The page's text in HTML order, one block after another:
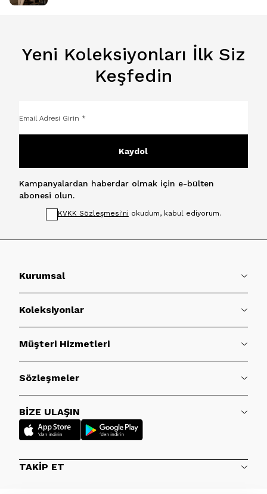
Yeni Koleksiyonları İlk Siz
Keşfedin
Kaydol
Kampanyalardan haberdar olmak için e-bülten
abonesi olun.
KVKK Sözleşmesi'ni okudum, kabul ediyorum.
Kurumsal
Koleksiyonlar
Müşteri Hizmetleri
Sözleşmeler
BİZE ULAŞIN
TAKİP ET